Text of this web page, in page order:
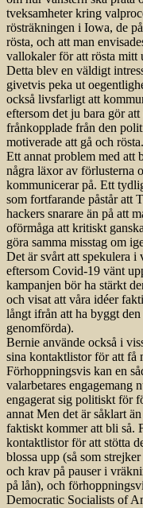
tveksamheter kring
rösträkningen i Iowa, de
rösta, och att man
vallokaler för att rösta mitt
Detta blev en väldigt
givetvis peka ut
också livsfarligt att
eftersom det ju bara gör
frånkopplade från den
motiverade att gå och rösta.
Ett annat problem med att
några läxor av förlusterna
kommunicerar på. Ett
som fortfarande påstår att
hackers snarare än på att
oförmåga att kritiskt
göra samma misstag om
Det är svårt att spekulera i
eftersom Covid-19 vänt
kampanjen bör ha stärkt
och visat att våra idéer
långt ifrån att ha byggt
genomförda).
Bernie använde också i
sina kontaktlistor för att få
Förhoppningsvis kan en
valarbetares engagemang
engagerat sig politiskt för
annat Men det är såklart
faktiskt kommer att bli så.
kontaktlistor för att stötta
blossa upp (så som
och krav på pauser i
på lån), och
Democratic Socialists of